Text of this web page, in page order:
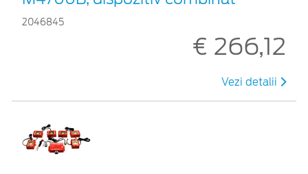
2046845
€ 266,12
Vezi detalii